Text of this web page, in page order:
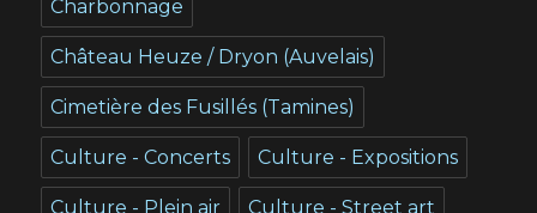
Charbonnage
Château Heuze / Dryon (Auvelais)
Cimetière des Fusillés (Tamines)
Culture - Concerts Culture - Expositions
Culture - Plein air Culture - Street art